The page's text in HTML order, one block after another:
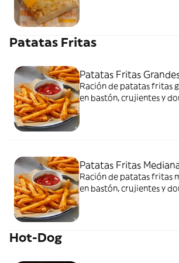
Patatas Fritas
Patatas Fritas
Ración de patatas fritas
en bastón, crujientes y
Patatas Fritas
Ración de patatas fritas
en bastón, crujientes y
Hot-Dog